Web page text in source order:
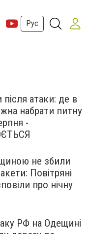
Рус
атаки: де в
набрати питну
-
не збили
Повітряні
про нічну
РФ на Одещині